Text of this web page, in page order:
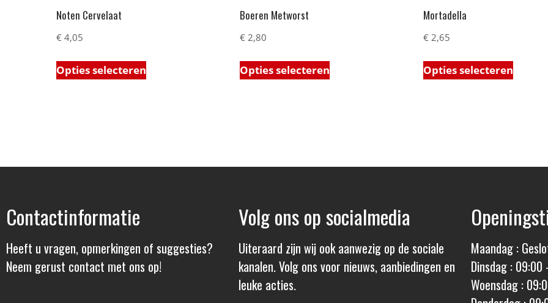
Noten Cervelaat
€ 4,05
Opties selecteren
Boeren Metworst
€2,80
Opties selecteren
Mortadella
€2,65
Opties selecteren
Contactinformatie
Heeft u vragen, opmerkingen of suggesties?
Neem gerust contact met ons op!
Volg ons op socialmedia
Uiteraard zijn wij ook aanwezig op de sociale
kanalen. Volg ons voor nieuws, aanbiedingen en
leuke acties.
Maandag :
Dinsdag : 09:00
Woensdag :